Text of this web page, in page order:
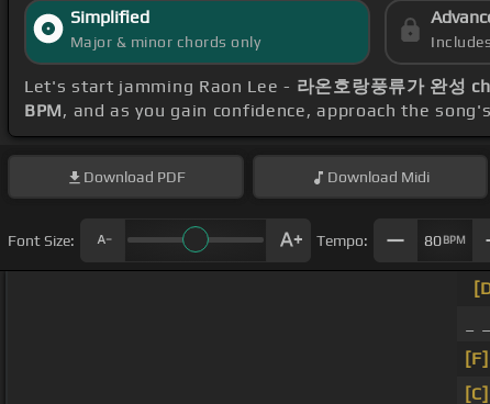
Simplified
Major & minor chords only
Let's start jamming Raon Lee - 라온호랑풍류가 완성
BPM, and as you gain confidence, approach the song's
Download PDF Download Midi
Font Size: Tempo: 80BPM
[F]
[C]